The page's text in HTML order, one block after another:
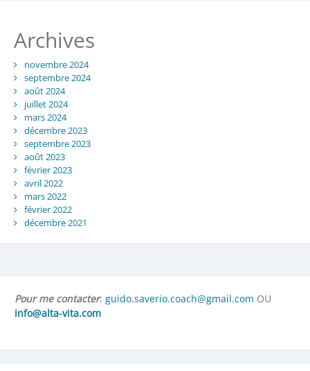
Archives
novembre 2024
septembre 2024
août 2024
juillet 2024
mars 2024
décembre 2023
septembre 2023
août 2023
février 2023
avril 2022
mars 2022
février 2022
décembre 2021
Pour me contacter: guido.saverio.coach@gmail.com OU
info@alta-vita.com